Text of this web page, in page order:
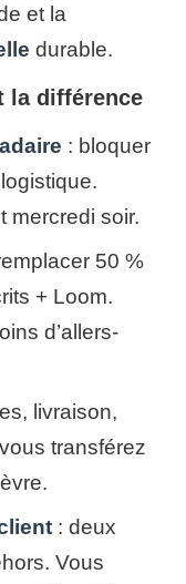
et la
durable.
la différence
: bloquer
mercredi soir.
50 %
+ Loom.
d’allers-
livraison,
transférez
: deux
Vous